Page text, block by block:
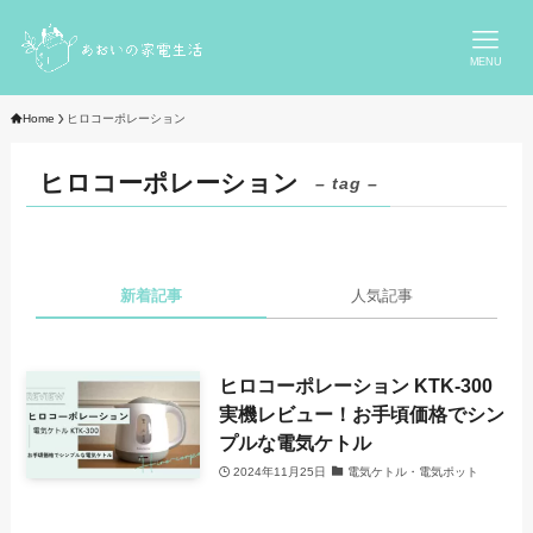
MENU
Home ヒロコーポレーション
ヒロコーポレーション – tag –
新着記事 人気記事
ヒロコーポレーション KTK-300
実機レビュー！お手頃価格でシン
プルな電気ケトル
2024年11月25日 電気ケトル・電気ポット